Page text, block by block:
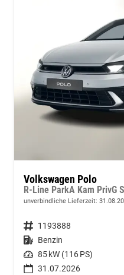
Volkswagen Polo
R-Line ParkA Kam PrivG
unverbindliche Lieferzeit:
Fahrzeugnummer 1193888
Kraftstoff Benzin
Leistung 85 kW (116 PS)
31.07.2026